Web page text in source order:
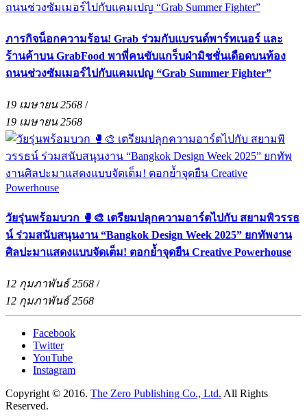
ภารกิจน็อกความร้อน! Grab ร่วมกับแบรนด์พาร์ทเนอร์ และ
ร้านค้าบน GrabFood พาพี่คนขับแกร็บฝ่ามิชชั่นเดือดบนท้อง
ถนนช่วงซัมเมอร์ไปกับแคมเปญ “Grab Summer Fighter”
19 เมษายน 2568 /
19 เมษายน 2568
วัยรุ่นพร้อมบวก 🥊🎨 เตรียมปลุกความอาร์ตไปกับ สยามพิวรรธ
น์ ร่วมสนับสนุนงาน “Bangkok Design Week 2025” ยกทัพงาน
ศิลปะมาแสดงแบบจัดเต็ม! ตอกย้ำจุดยืน Creative Powerhouse
12 กุมภาพันธ์ 2568 /
12 กุมภาพันธ์ 2568
Facebook
Twitter
YouTube
Instagram
Copyright © 2016. The Zero Publishing Co., Ltd. All Rights
Reserved.